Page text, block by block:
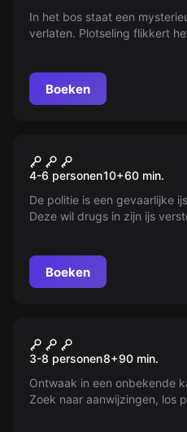
In het bos staat een
verlaten. Plotseling flikkert
Boeken
Ice Crime
4-6 personen10+60 min.
De politie is een gevaarlijke
Deze wil drugs in zijn ijs
Boeken
The Box
3-8 personen8+90 min.
Ontwaak in een onbekende
Zoek naar aanwijzingen, los